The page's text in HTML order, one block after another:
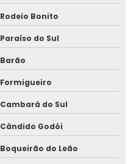
Rodeio Bonito
Paraíso do Sul
Barão
Formigueiro
Cambará do Sul
Cândido Godói
Boqueirão do Leão